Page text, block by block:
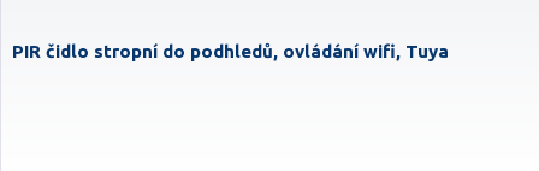
PIR čidlo stropní do podhledů, ovládání wifi, Tuya